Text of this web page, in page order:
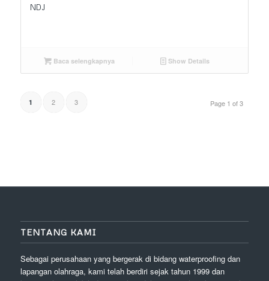
NDJ
Baca selengkapnya Show Details
Page 1 of 3
1 2 3
TENTANG KAMI
Sebagai perusahaan yang bergerak di bidang waterproofing dan
lapangan olahraga, kami telah berdiri sejak tahun 1999 dan